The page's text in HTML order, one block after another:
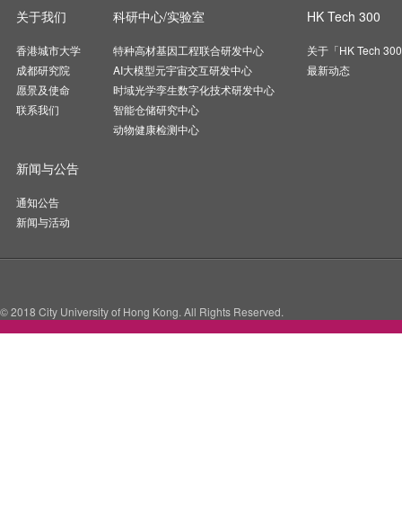
关于我们
香港城市大学
成都研究院
愿景及使命
联系我们
科研中心/实验室
特种高材基因工程联合研发中心
AI大模型元宇宙交互研发中心
时域光学孪生数字化技术研发中心
智能仓储研究中心
动物健康检测中心
HK Tech 300
关于「HK Tech
最新动态
新闻与公告
通知公告
新闻与活动
© 2018 City University of Hong Kong. All Rights Reserved.